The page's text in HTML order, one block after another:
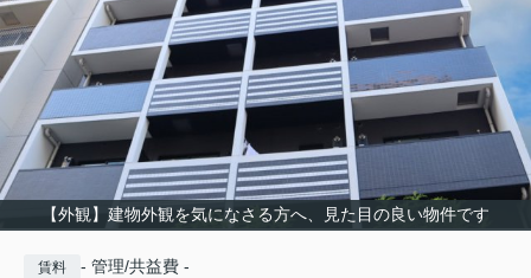
【外観】建物外観を気になさる方へ、見た目の良い物件です
賃料 - 管理/共益費 -